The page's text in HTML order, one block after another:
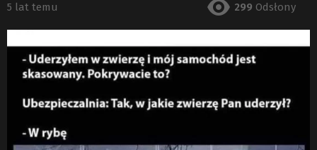
5 lat temu 299 Odsłony